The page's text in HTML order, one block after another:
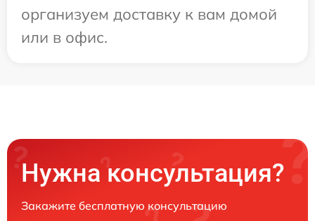
организуем доставку к вам домой
или в офис.
Нужна консультация?
Закажите бесплатную консультацию